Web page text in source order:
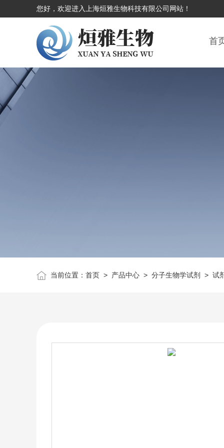
您好，欢迎进入上海烜雅生物科技有限公司网站！
首
当前位置： 首页> 产品中心> 分子生物学试剂 > 试